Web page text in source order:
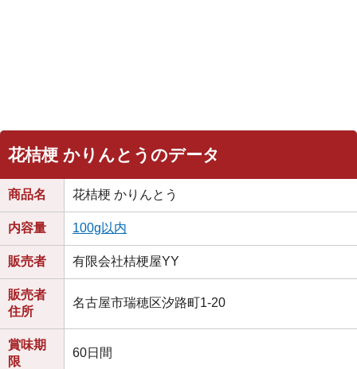
花桔梗 かりんとうのデータ
商品名 花桔梗 かりんとう
内容量 100g以内
販売者 有限会社桔梗屋YY
販売者
住所
名古屋市瑞穂区汐路町1-20
賞味期
限
60日間